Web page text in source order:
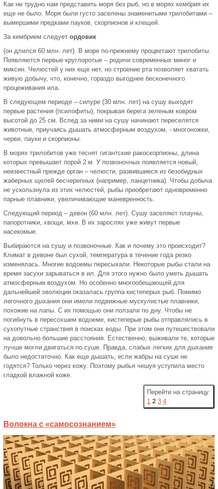
Как ни трудно нам представить моря без рыб, но в морях кембрия их
еще не было. Моря были густо заселены знаменитыми трилобитами –
вымершими предками пауков, скорпионов и клещей.
За кембрием следует ордовик
(он длился 60 млн. лет). В море по-прежнему процветают трилобиты.
Появляются первые круглоротые – родичи современных миног и
миксин. Челюстей у них еще нет, но строение рта позволяет хватать
живую добычу, что, конечно, гораздо выгоднее бесконечного
процеживания ила.
В следующем периоде – силуре (30 млн. лет) на сушу выходят
первые растения (псилофиты), покрывая берега зеленым ковром
высотой до 25 см. Вслед за ними на сушу начинают переселятся
животные, приучаясь дышать атмосферным воздухом, - многоножки,
черви, пауки и скорпионы.
В морях трилобитов уже теснят гигантские ракоскорпионы, длина
которых превышает порой 2 м. У позвоночных появляется новый,
неизвестный прежде орган – челюсти, развившиеся из безобидных
жаберных щелей бесчерепных (например, ланцетника). Чтобы добыча
не ускользнула из этих челюстей, рыбы приобретают одновременно
парные плавники, увеличивающие маневренность.
Следующий период – девон (60 млн. лет). Сушу заселяют плауны,
папоротники, хвощи, мхи. В их зарослях уже живут первые
насекомые.
Выбираются на сушу и позвоночные. Как и почему это происходит?
Климат в девоне был сухой, температура в течение года резко
изменялась. Многие водоемы пересыхали. Некоторые рыбы стали на
время засухи зарываться в ил. Для этого нужно было уметь дышать
атмосферным воздухом. Но особенно многообещающей для
дальнейшей эволюции оказалась группа кистеперых рыб. Помимо
легочного дыхания они имели подвижные мускулистые плавники,
похожие на лапы. С их помощью они ползали по дну. Чтобы не
погибнуть в пересохшем водоеме, кистеперые рыбы отправлялись в
сухопутные странствия в поисках воды. При этом они путешествовали
на довольно большие расстояния. Естественно, выживали те, которые
лучше могли двигаться по суше. Правда, слабых легких для дыхания
было недостаточно. Как еще дышать, если жабры на суше не
годятся? Только через кожу. Поэтому рыбья чешуя уступила место
гладкой влажной коже.
Перейти на страницу:
1 2 3 4
Волокна с «самосознанием»